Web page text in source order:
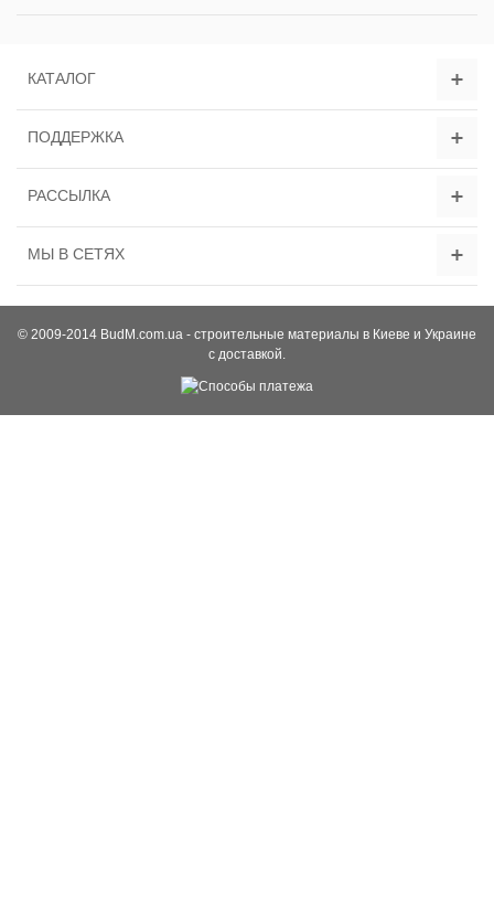
КАТАЛОГ
ПОДДЕРЖКА
РАССЫЛКА
МЫ В СЕТЯХ
© 2009-2014 BudM.com.ua - строительные материалы в Киеве и Украине
с доставкой.